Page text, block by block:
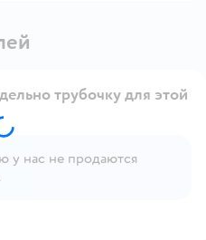
Открыть вопрос
трубочку для этой
у нас не продаются